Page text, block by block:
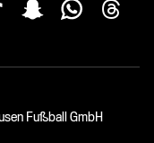
Fußball GmbH